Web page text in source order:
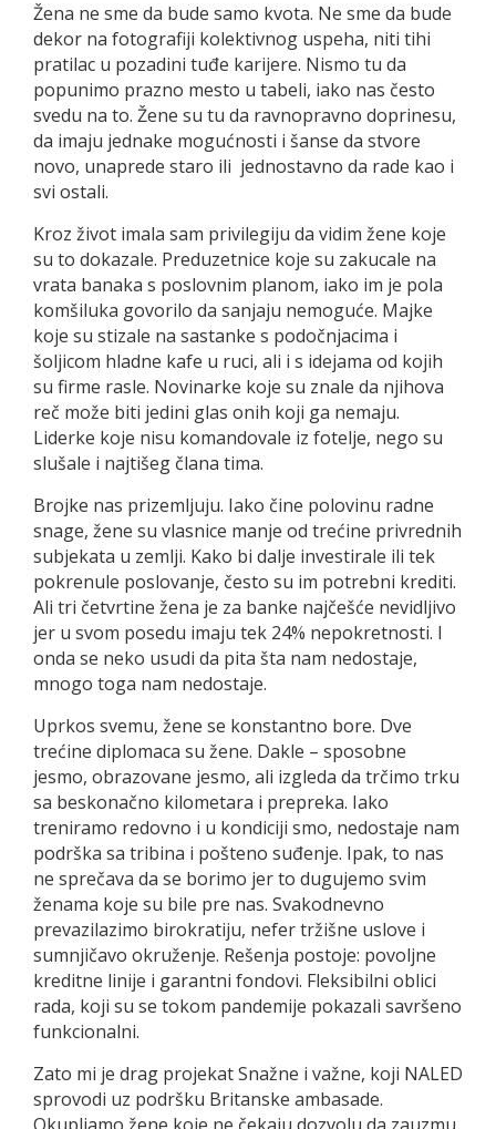
Žena ne sme da bude samo kvota. Ne sme da bude
dekor na fotografiji kolektivnog uspeha, niti tihi
pratilac u pozadini tuđe karijere. Nismo tu da
popunimo prazno mesto u tabeli, iako nas često
svedu na to. Žene su tu da ravnopravno doprinesu,
da imaju jednake mogućnosti i šanse da stvore
novo, unaprede staro ili jednostavno da rade kao i
svi ostali.
Kroz život imala sam privilegiju da vidim žene koje
su to dokazale. Preduzetnice koje su zakucale na
vrata banaka s poslovnim planom, iako im je pola
komšiluka govorilo da sanjaju nemoguće. Majke
koje su stizale na sastanke s podočnjacima i
šoljicom hladne kafe u ruci, ali i s idejama od kojih
su firme rasle. Novinarke koje su znale da njihova
reč može biti jedini glas onih koji ga nemaju.
Liderke koje nisu komandovale iz fotelje, nego su
slušale i najtišeg člana tima.
Brojke nas prizemljuju. Iako čine polovinu radne
snage, žene su vlasnice manje od trećine privrednih
subjekata u zemlji. Kako bi dalje investirale ili tek
pokrenule poslovanje, često su im potrebni krediti.
Ali tri četvrtine žena je za banke najčešće nevidljivo
jer u svom posedu imaju tek 24% nepokretnosti. I
onda se neko usudi da pita šta nam nedostaje,
mnogo toga nam nedostaje.
Uprkos svemu, žene se konstantno bore. Dve
trećine diplomaca su žene. Dakle – sposobne
jesmo, obrazovane jesmo, ali izgleda da trčimo trku
sa beskonačno kilometara i prepreka. Iako
treniramo redovno i u kondiciji smo, nedostaje nam
podrška sa tribina i pošteno suđenje. Ipak, to nas
ne sprečava da se borimo jer to dugujemo svim
ženama koje su bile pre nas. Svakodnevno
prevazilazimo birokratiju, nefer tržišne uslove i
sumnjičavo okruženje. Rešenja postoje: povoljne
kreditne linije i garantni fondovi. Fleksibilni oblici
rada, koji su se tokom pandemije pokazali savršeno
funkcionalni.
Zato mi je drag projekat Snažne i važne, koji NALED
sprovodi uz podršku Britanske ambasade.